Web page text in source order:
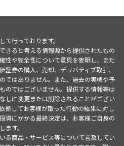
行っております。
きると考える情報源から提供されたもの
性や完全性について意見を表明し、また
券の購入、売却、デリバティブ取引、
ではありません。また、過去の実績や予
のではございません。提供する情報等は
しに変更または削除されることがござい
拠してお客様が取った行動の結果に対し
資にかかる最終決定は、お客様ご自身の
ます。
る商品・サービス等について言及してい